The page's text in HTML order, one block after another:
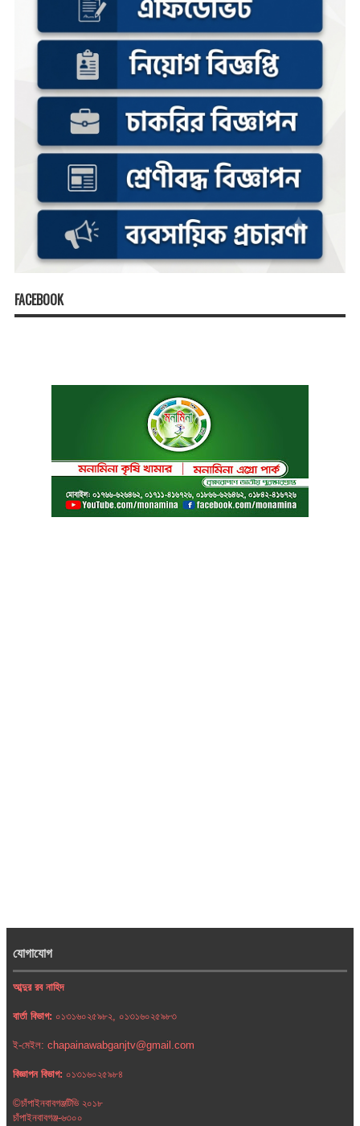
FACEBOOK
যোগাযোগ
আব্দুর রব নাহিদ
বার্তা বিভাগ: ০১৩১৬০২৫৯৮২, ০১৩১৬০২৫৯৮৩
ই-মেইল: chapainawabganjtv@gmail.com
বিজ্ঞাপন বিভাগ: ০১৩১৬০২৫৯৮৪
©চাঁপাইনবাবগঞ্জটিভি ২০১৮
চাঁপাইনবাবগঞ্জ-৬৩০০